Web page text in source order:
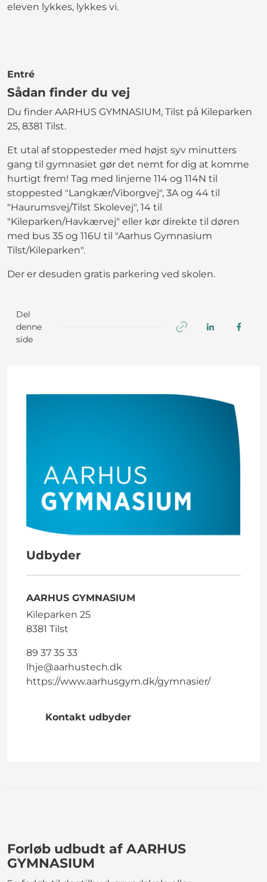
eleven lykkes, lykkes vi.
Entré
Sådan finder du vej
Du finder AARHUS GYMNASIUM, Tilst på Kileparken
25, 8381 Tilst.
Et utal af stoppesteder med højst syv minutters
gang til gymnasiet gør det nemt for dig at komme
hurtigt frem! Tag med linjerne 114 og 114N til
stoppested "Langkær/Viborgvej", 3A og 44 til
"Haurumsvej/Tilst Skolevej", 14 til
"Kileparken/Havkærvej" eller kør direkte til døren
med bus 35 og 116U til "Aarhus Gymnasium
Tilst/Kileparken".
Der er desuden gratis parkering ved skolen.
Del
denne
side
Udbyder
AARHUS GYMNASIUM
Kileparken 25
8381 Tilst
89 37 35 33
lhje@aarhustech.dk
https://www.aarhusgym.dk/gymnasier/
Kontakt udbyder
Forløb udbudt af AARHUS
GYMNASIUM